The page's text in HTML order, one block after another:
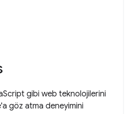
gibi web teknolojilerini
göz atma deneyimini